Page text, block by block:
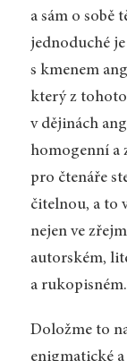
a sám o sobě
jednoduché
s kmenem
který z tohoto
v dějinách
homogenní a
pro čtenáře
čitelnou, a to
nejen ve
autorském,
a rukopisném.
Doložme to
enigmatické